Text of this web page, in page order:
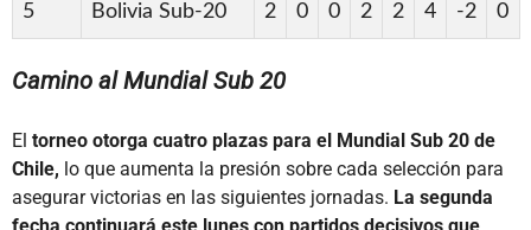
5 Bolivia Sub-20 2 0 0 2 2 4 -2 0
Camino al Mundial Sub 20
El torneo otorga cuatro plazas para el Mundial Sub 20 de
Chile, lo que aumenta la presión sobre cada selección para
asegurar victorias en las siguientes jornadas. La segunda